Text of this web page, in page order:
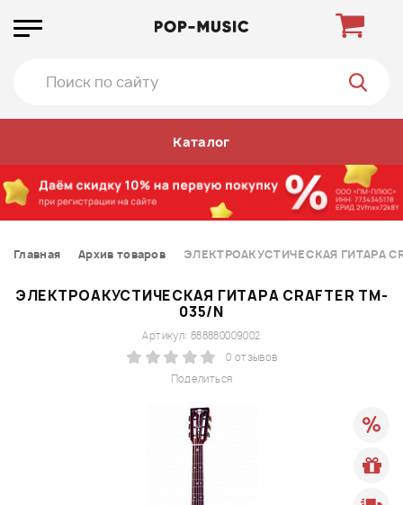
Каталог
Главная Архив товаров ЭЛЕКТРОАКУСТИЧЕСКАЯ ГИТАРА
ЭЛЕКТРОАКУСТИЧЕСКАЯ ГИТАРА CRAFTER TM-
035/N
Поделиться
Артикул: 888880009002
0 отзывов